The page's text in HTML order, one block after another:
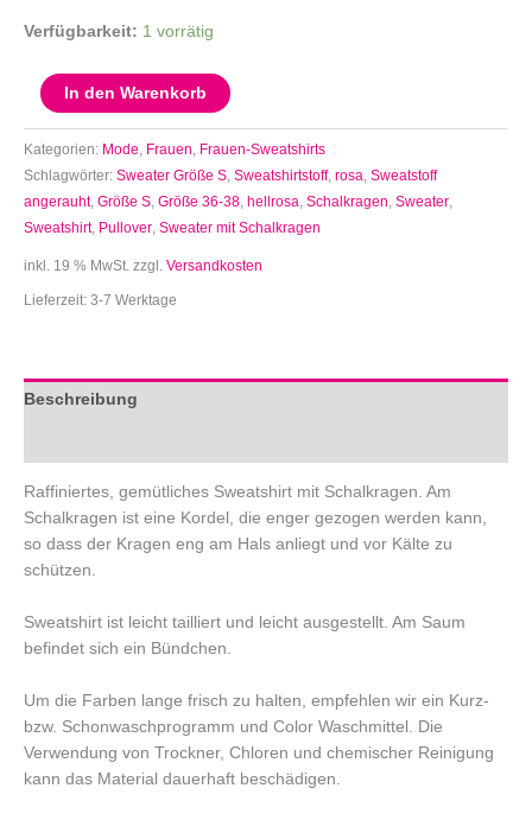
Verfügbarkeit: 1 vorrätig
In den Warenkorb
Kategorien: Mode, Frauen, Frauen-Sweatshirts
Schlagwörter: Sweater Größe S, Sweatshirtstoff, rosa, Sweatstoff
angerauht, Größe S, Größe 36-38, hellrosa, Schalkragen, Sweater,
Sweatshirt, Pullover, Sweater mit Schalkragen
inkl. 19 % MwSt. zzgl. Versandkosten
Lieferzeit: 3-7 Werktage
Beschreibung
Raffiniertes, gemütliches Sweatshirt mit Schalkragen. Am
Schalkragen ist eine Kordel, die enger gezogen werden kann,
so dass der Kragen eng am Hals anliegt und vor Kälte zu
schützen.
Sweatshirt ist leicht tailliert und leicht ausgestellt. Am Saum
befindet sich ein Bündchen.
Um die Farben lange frisch zu halten, empfehlen wir ein Kurz-
bzw. Schonwaschprogramm und Color Waschmittel. Die
Verwendung von Trockner, Chloren und chemischer Reinigung
kann das Material dauerhaft beschädigen.